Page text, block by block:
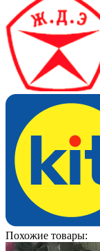
Похожие товары: